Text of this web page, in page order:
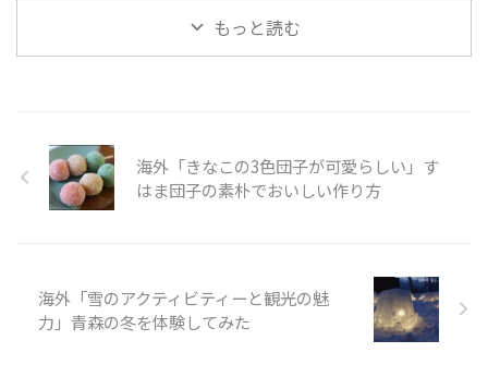
h?v=xF ...
来ます。そこに冷凍うどんをパパ
っと入れれば忙しい昼や夜ごはん
を使った作り方について紹介して
います。タマネギ、豚、長ネギを
使ったメニューは、豚肉にするこ
とで、炒める時間を短くすること
https://www.youtube.com/ ...
もっと読む
海外「きなこの3色団子が可愛らしい」す
はま団子の素朴でおいしい作り方
海外「雪のアクティビティーと観光の魅
力」青森の冬を体験してみた